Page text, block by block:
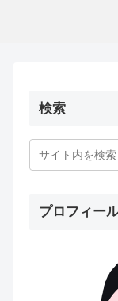
検索
プロフィー